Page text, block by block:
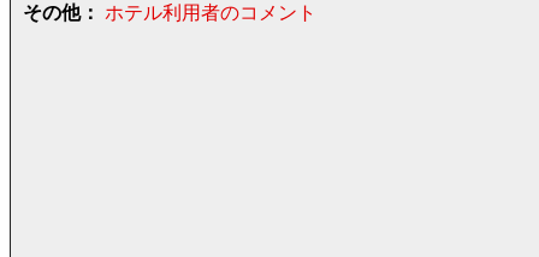
その他：
ホテル利用者のコメント